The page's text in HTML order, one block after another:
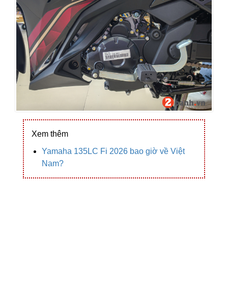
Xem thêm
Yamaha 135LC Fi 2026 bao giờ về Việt
Nam?